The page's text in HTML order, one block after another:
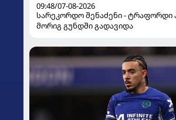
09:48/07-08-2026
სარეკორდო შენაძენი - ტრაფორდი
მორიგ გუნდში გადავიდა